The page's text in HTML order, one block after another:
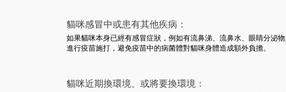
貓咪感冒中或患有其他疾病：
如果貓咪本身已經有感冒症狀，例如有流鼻涕、流鼻水、眼睛分泌
進行疫苗施打，避免疫苗中的病菌體對貓咪身體造成額外負擔。
貓咪近期換環境、或將要換環境：